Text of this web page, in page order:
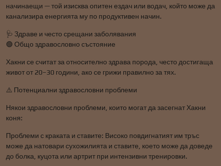
начинаещи — той изисква опитен ездач или водач, който може да
канализира енергията му по продуктивен начин.
🩺 Здраве и често срещани заболявания
🟢 Общо здравословно състояние
Хакни се считат за относително здрава порода, често достигаща
живот от 20–30 години, ако се грижи правилно за тях.
⚠️ Потенциални здравословни проблеми
Някои здравословни проблеми, които могат да засегнат Хакни
коня:
Проблеми с краката и ставите: Високо повдигнатият им тръс
може да натовари сухожилията и ставите, което може да доведе
до болка, куцота или артрит при интензивни тренировки.